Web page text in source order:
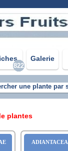
Galerie
822
une plante par
plantes